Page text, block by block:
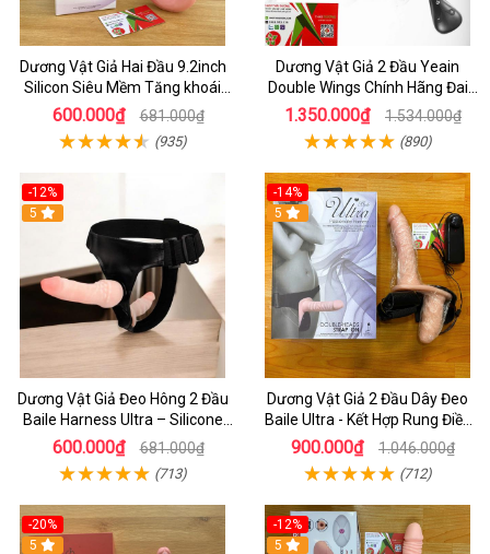
Dương Vật Giả Hai Đầu 9.2inch
Silicon Siêu Mềm Tăng khoái
Cảm Đôi Đỉnh Cao
600.000₫ 681.000₫
(935)
Dương Vật Giả 2 Đầu Yeain
Double Wings Chính Hãng Đai
Đeo Hông Remote Từ Xa Thông
Minh
1.350.000₫ 1.534.000₫
(890)
-12%
5
Dương Vật Giả Đeo Hông 2 Đầu
Baile Harness Ultra – Silicone
Mềm, Cao Cấp
600.000₫ 681.000₫
(713)
-14%
5
Dương Vật Giả 2 Đầu Dây Đeo
Baile Ultra - Kết Hợp Rung Điều
Khiển - Đồ Chơi Dành Cho les
900.000₫ 1.046.000₫
(712)
-20%
5
-12%
5